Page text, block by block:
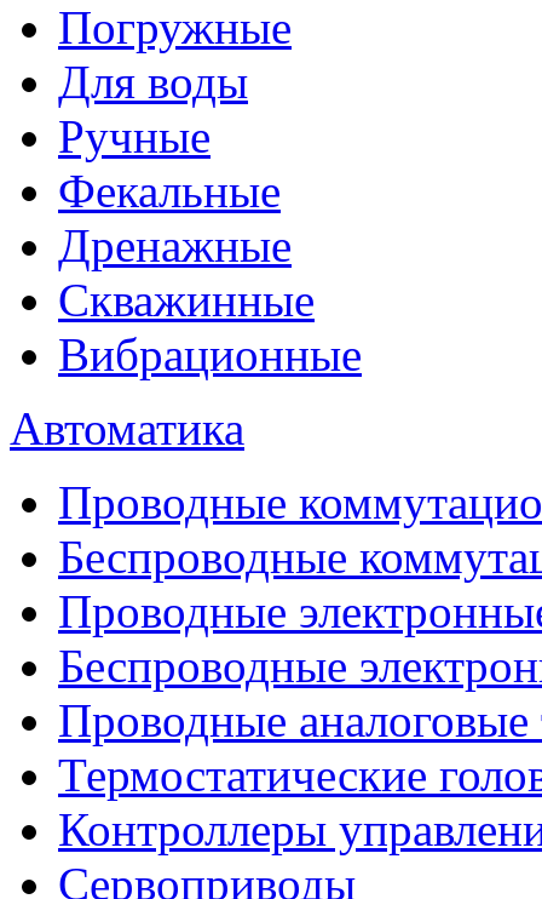
Погружные
Для воды
Ручные
Фекальные
Дренажные
Скважинные
Вибрационные
Автоматика
Проводные
Беспроводные
Проводные
Беспроводные
Проводные аналоговые
Термостатические
Контроллеры
Сервоприводы